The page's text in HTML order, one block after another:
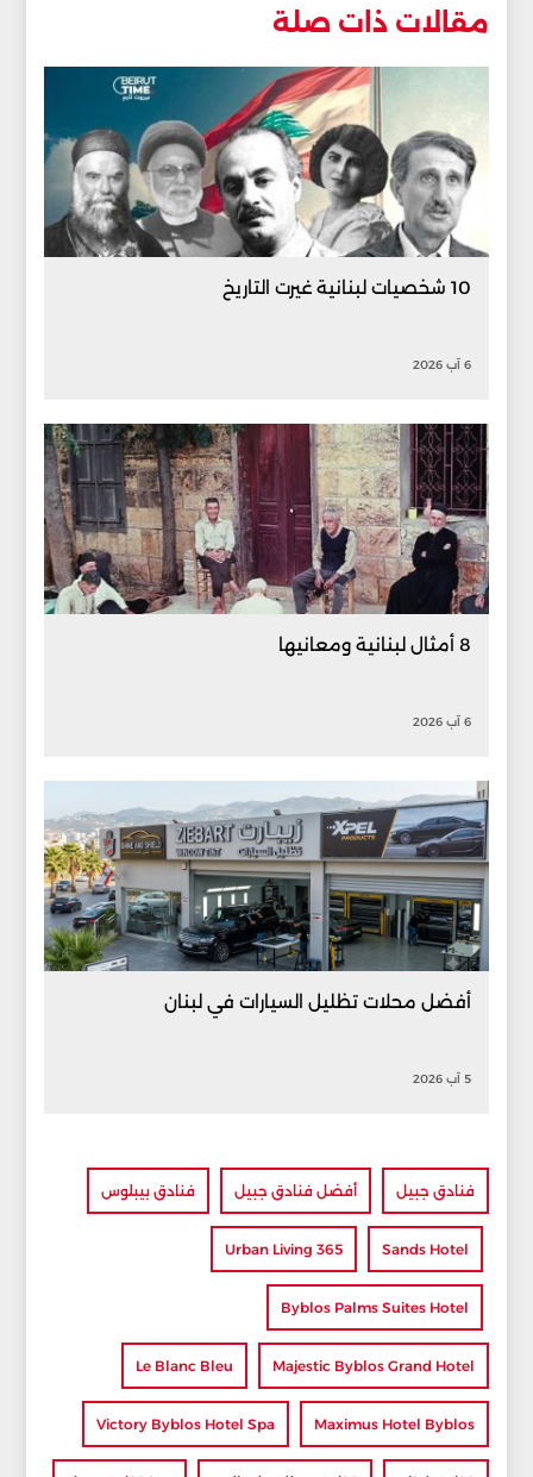
مقالات ذات صلة
10 شخصيات لبنانية غيرت التاريخ
6 آب 2026
8 أمثال لبنانية ومعانيها
6 آب 2026
أفضل محلات تظليل السيارات في لبنان
5 آب 2026
فنادق جبيل أفضل فنادق جبيل فنادق بيبلوس
Sands Hotel
365 Urban Living
Byblos Palms Suites Hotel
Majestic Byblos Grand Hotel
Le Blanc Bleu
Maximus Hotel Byblos
Victory Byblos Hotel Spa